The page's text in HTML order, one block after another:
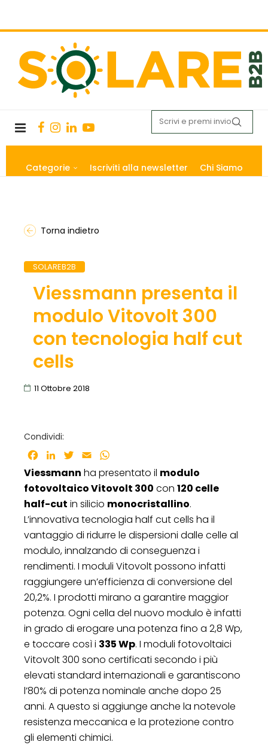
Categorie Iscriviti alla newsletter Chi Siamo
Torna indietro
SOLAREB2B
Viessmann presenta il
modulo Vitovolt 300
con tecnologia half cut
cells
11 Ottobre 2018
Condividi:
Facebook
LinkedInTwitter
Email
Viessmann ha presentato il modulo
fotovoltaico Vitovolt 300 con 120 celle
half-cut in silicio monocristallino.
L’innovativa tecnologia half cut cells ha il
vantaggio di ridurre le dispersioni dalle celle al
modulo, innalzando di conseguenza i
rendimenti. I moduli Vitovolt possono infatti
raggiungere un’efficienza di conversione del
20,2%. I prodotti mirano a garantire maggior
potenza. Ogni cella del nuovo modulo è infatti
in grado di erogare una potenza fino a 2,8 Wp,
e toccare così i 335 Wp. I moduli fotovoltaici
Vitovolt 300 sono certificati secondo i più
elevati standard internazionali e garantiscono
l’80% di potenza nominale anche dopo 25
anni. A questo si aggiunge anche la notevole
resistenza meccanica e la protezione contro
gli elementi chimici.